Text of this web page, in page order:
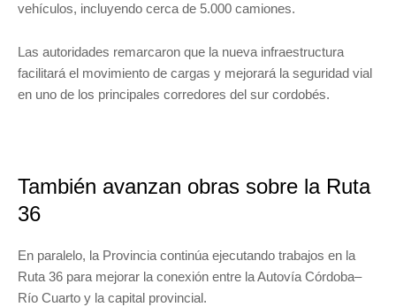
vehículos, incluyendo cerca de 5.000 camiones.
Las autoridades remarcaron que la nueva infraestructura
facilitará el movimiento de cargas y mejorará la seguridad vial
en uno de los principales corredores del sur cordobés.
También avanzan obras sobre la Ruta
36
En paralelo, la Provincia continúa ejecutando trabajos en la
Ruta 36 para mejorar la conexión entre la Autovía Córdoba–
Río Cuarto y la capital provincial.